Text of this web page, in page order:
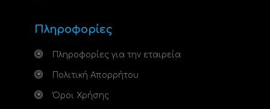
Πληροφορίες
Πληροφορίες για την εταιρεία
Πολιτική Απορρήτου
Όροι Χρήσης